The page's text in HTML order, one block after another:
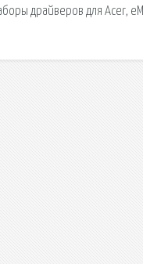
драйверов для Acer,